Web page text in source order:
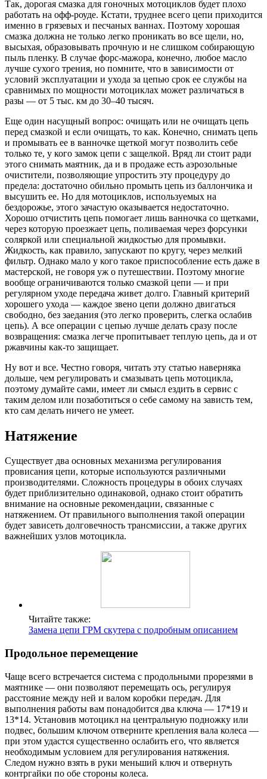
Так, дорогая смазка для гоночных мотоциклов будет плохо
работать на офф-роуде. Кстати, труднее всего цепи приходится
именно в грязевых и песчаных ваннах. Поэтому хорошая
смазка должна не только легко проникать во все щели, но,
высыхая, образовывать прочную и не слишком собирающую
пыль пленку. В случае форс-мажора, конечно, любое масло
лучше сухого трения, но помните, что в зависимости от
условий эксплуатации и ухода за цепью срок ее службы на
сравнимых по мощности мотоциклах может различаться в
разы — от 5 тыс. км до 30–40 тысяч.
Еще один насущный вопрос: очищать или не очищать цепь
перед смазкой и если очищать, то как. Конечно, снимать цепь
и промывать ее в ванночке щеткой могут позволить себе
только те, у кого замок цепи с защелкой. Вряд ли стоит ради
этого снимать маятник, да и в продаже есть аэрозольные
очистители, позволяющие упростить эту процедуру до
предела: достаточно обильно промыть цепь из баллончика и
высушить ее. Но для мотоциклов, используемых на
бездорожье, этого зачастую оказывается недостаточно.
Хорошо отчистить цепь помогает лишь ванночка со щетками,
через которую проезжает цепь, поливаемая через форсунки
соляркой или специальной жидкостью для промывки.
Жидкость, как правило, запускают по кругу, через мелкий
фильтр. Однако мало у кого такое приспособление есть даже в
мастерской, не говоря уж о путешествии. Поэтому многие
вообще ограничиваются только смазкой цепи — и при
регулярном уходе передача живет долго. Главный критерий
хорошего ухода — каждое звено цепи должно двигаться
свободно, без заедания (это легко проверить, слегка ослабив
цепь). А все операции с цепью лучше делать сразу после
возвращения: смазка легче пропитывает теплую цепь, да и от
ржавчины как-то защищает.
Ну вот и все. Честно говоря, читать эту статью наверняка
дольше, чем регулировать и смазывать цепь мотоцикла,
поэтому думайте сами, имеет ли смысл ездить в сервис с
таким делом или позаботиться о себе самому на зависть тем,
кто сам делать ничего не умеет.
Натяжение
Существует два основных механизма регулирования
провисания цепи, которые используются различными
производителями. Сложность процедуры в обоих случаях
будет приблизительно одинаковой, однако стоит обратить
внимание на основные рекомендации, связанные с
натяжением. От правильного выполнения такой операции
будет зависеть долговечность трансмиссии, а также других
важнейших узлов мотоцикла.
Читайте также:
Замена цепи ГРМ скутера с подробным описанием
Продольное перемещение
Чаще всего встречается система с продольными прорезями в
маятнике — они позволяют перемещать ось, регулируя
расстояние между ней и валом коробки передач. Для
выполнения работы вам понадобится два ключа — 17*19 и
13*14. Установив мотоцикл на центральную подножку или
подвес, большим ключом отверните крепления вала колеса —
при этом удастся существенно ослабить его, что является
необходимым условием для регулирования натяжения.
Следом нужно взять в руки меньший ключ и отвернуть
контргайки по обе стороны колеса.